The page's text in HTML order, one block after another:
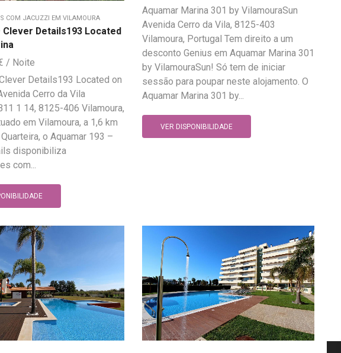
COM JACUZZI EM VILAMOURA
Clever Details193 Located
Details193 Located on
Cerro da Vila
1 14, 8125-406 Vilamoura,
em Vilamoura, a 1,6 km
o Aquamar 193 –
disponibiliza
com...
Aquamar Marina 301 by VilamouraSun
Avenida Cerro da Vila, 8125-403
Vilamoura, Portugal Tem direito a um
desconto Genius em Aquamar Marina 301
by VilamouraSun! Só tem de iniciar
sessão para poupar neste alojamento. O
Aquamar Marina 301 by...
VER DISPONIBILIDADE